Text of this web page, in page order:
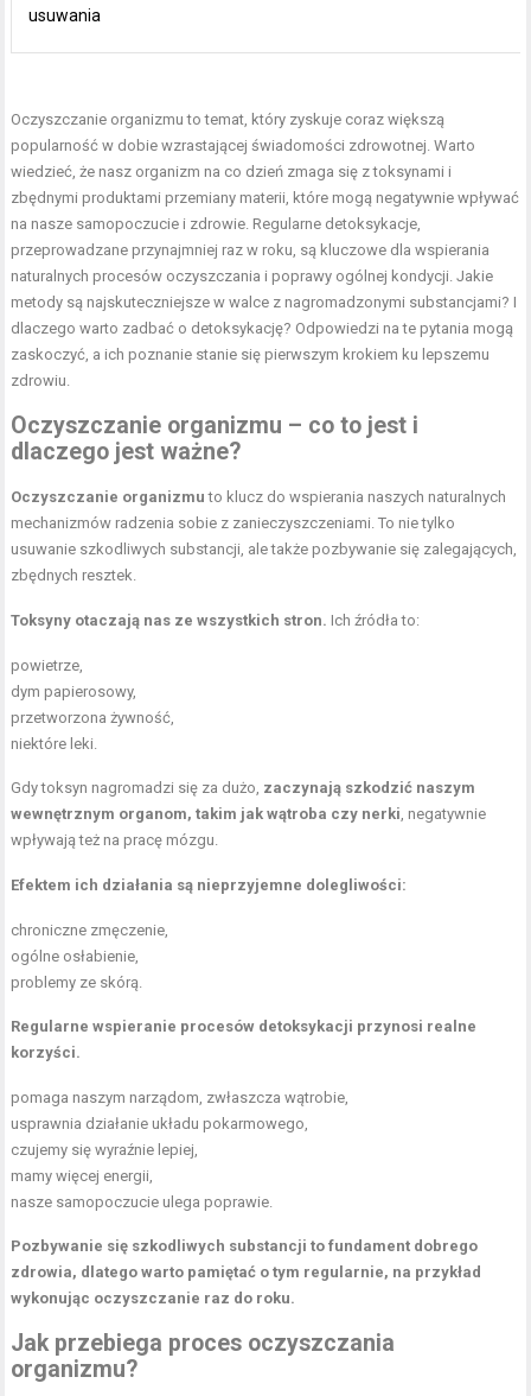
usuwania
Oczyszczanie organizmu to temat, który zyskuje coraz większą
popularność w dobie wzrastającej świadomości zdrowotnej. Warto
wiedzieć, że nasz organizm na co dzień zmaga się z toksynami i
zbędnymi produktami przemiany materii, które mogą negatywnie wpływać
na nasze samopoczucie i zdrowie. Regularne detoksykacje,
przeprowadzane przynajmniej raz w roku, są kluczowe dla wspierania
naturalnych procesów oczyszczania i poprawy ogólnej kondycji. Jakie
metody są najskuteczniejsze w walce z nagromadzonymi substancjami? I
dlaczego warto zadbać o detoksykację? Odpowiedzi na te pytania mogą
zaskoczyć, a ich poznanie stanie się pierwszym krokiem ku lepszemu
zdrowiu.
Oczyszczanie organizmu – co to jest i
dlaczego jest ważne?
Oczyszczanie organizmu to klucz do wspierania naszych naturalnych
mechanizmów radzenia sobie z zanieczyszczeniami. To nie tylko
usuwanie szkodliwych substancji, ale także pozbywanie się zalegających,
zbędnych resztek.
Toksyny otaczają nas ze wszystkich stron. Ich źródła to:
powietrze,
dym papierosowy,
przetworzona żywność,
niektóre leki.
Gdy toksyn nagromadzi się za dużo, zaczynają szkodzić naszym
wewnętrznym organom, takim jak wątroba czy nerki , negatywnie
wpływają też na pracę mózgu.
Efektem ich działania są nieprzyjemne dolegliwości:
chroniczne zmęczenie,
ogólne osłabienie,
problemy ze skórą.
Regularne wspieranie procesów detoksykacji przynosi realne
korzyści.
pomaga naszym narządom, zwłaszcza wątrobie,
usprawnia działanie układu pokarmowego,
czujemy się wyraźnie lepiej,
mamy więcej energii,
nasze samopoczucie ulega poprawie.
Pozbywanie się szkodliwych substancji to fundament dobrego
zdrowia, dlatego warto pamiętać o tym regularnie, na przykład
wykonując oczyszczanie raz do roku.
Jak przebiega proces oczyszczania
organizmu?